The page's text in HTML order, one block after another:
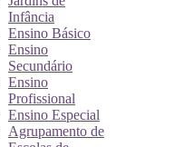
Infância
Ensino Básico
Ensino
Secundário
Ensino
Profissional
Ensino Especial
Agrupamento de